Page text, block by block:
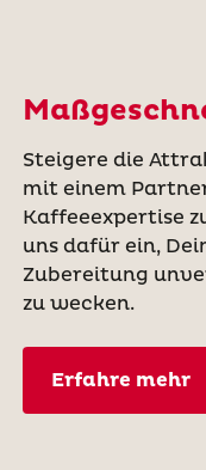
Steigere die
mit einem
Kaffeeexpertise
uns dafür ein,
Zubereitung
zu wecken.
Erfahre mehr